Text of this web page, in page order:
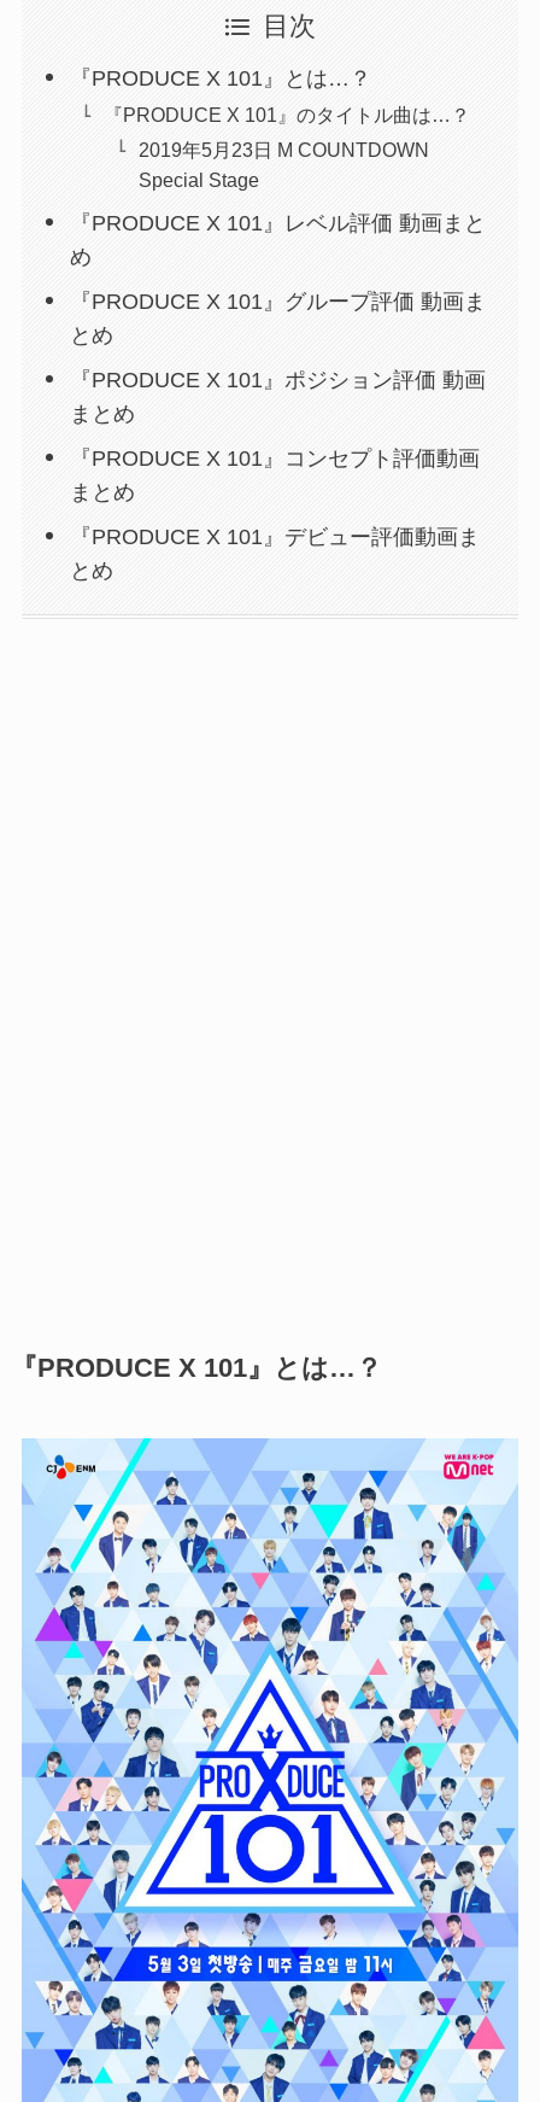
目次
『PRODUCE X 101』とは…？
『PRODUCE X 101』のタイトル曲は…？
2019年5月23日 M COUNTDOWN
Special Stage
『PRODUCE X 101』レベル評価 動画まと
め
『PRODUCE X 101』グループ評価 動画ま
とめ
『PRODUCE X 101』ポジション評価 動画
まとめ
『PRODUCE X 101』コンセプト評価動画
まとめ
『PRODUCE X 101』デビュー評価動画ま
とめ
『PRODUCE X 101』とは…？